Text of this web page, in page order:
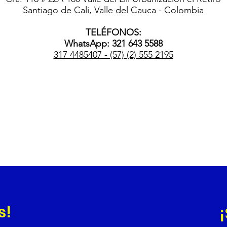
Santiago de Cali, Valle del Cauca - Colombia
TELÉFONOS:
WhatsApp: 321 643 5588
317 4485407 - (57) (2) 555 2195